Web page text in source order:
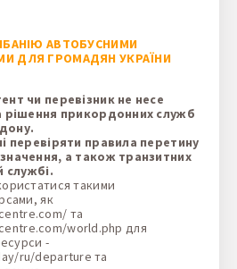
АВТОБУСНИМИ
ДЛЯ ГРОМАДЯН УКРАЇНИ
чи перевізник не несе
рішення прикордонних служб
перевіряти правила перетину
а також транзитних
службі.
такими
як
та
world.php для
-
ru/departure та